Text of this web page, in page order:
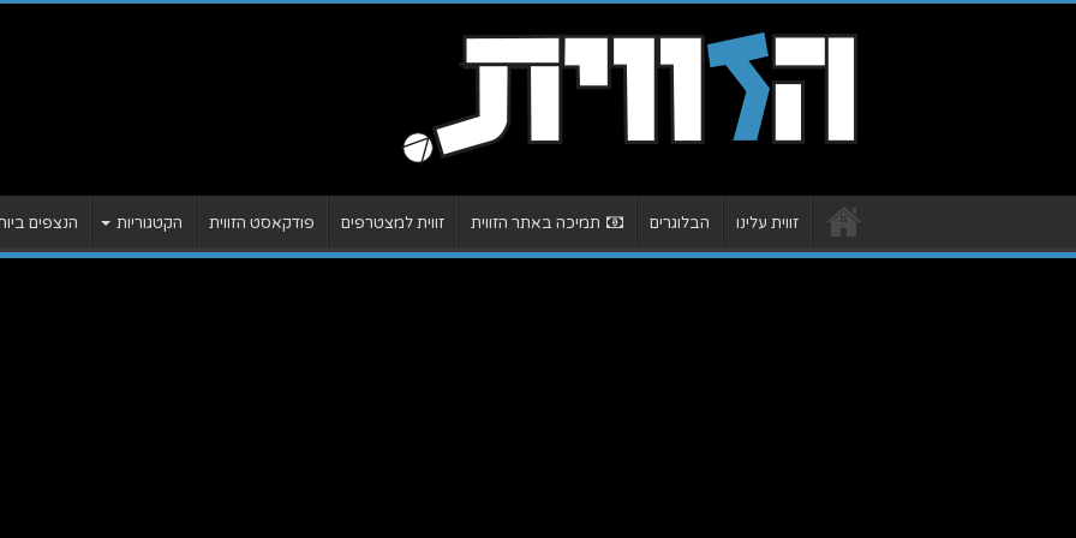
זווית עלינו הבלוגרים תמיכה באתר הזווית זווית למצטרפים פודקאסט הזווית הקטגוריות הנצפים